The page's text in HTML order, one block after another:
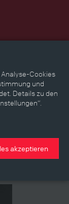
Erinnerungen
Cookies
und
Details zu den
akzeptieren